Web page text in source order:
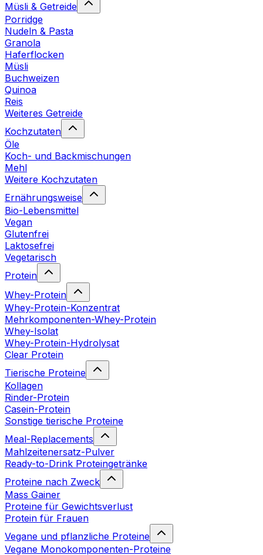
Müsli & Getreide
Porridge
Nudeln & Pasta
Granola
Haferflocken
Müsli
Buchweizen
Quinoa
Reis
Weiteres Getreide
Kochzutaten
Öle
Koch- und Backmischungen
Mehl
Weitere Kochzutaten
Ernährungsweise
Bio-Lebensmittel
Vegan
Glutenfrei
Laktosefrei
Vegetarisch
Protein
Whey-Protein
Whey-Protein-Konzentrat
Mehrkomponenten-Whey-Protein
Whey-Isolat
Whey-Protein-Hydrolysat
Clear Protein
Tierische Proteine
Kollagen
Rinder-Protein
Casein-Protein
Sonstige tierische Proteine
Meal-Replacements
Mahlzeitenersatz-Pulver
Ready-to-Drink Proteingetränke
Proteine nach Zweck
Mass Gainer
Proteine für Gewichtsverlust
Protein für Frauen
Vegane und pflanzliche Proteine
Vegane Monokomponenten-Proteine